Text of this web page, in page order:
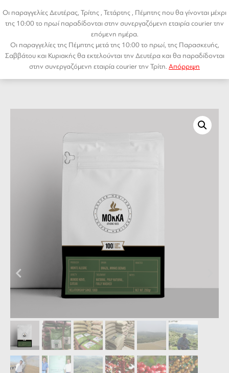
Οι παραγγελίες Δευτέρας, Τρίτης , Τετάρτης , Πέμπτης που θα γίνονται μέχρι
της 10:00 το πρωί παραδίδονται στην συνεργαζόμενη εταιρία courier την
επόμενη ημέρα.
Οι παραγγελίες της Πέμπτης μετά της 10:00 το πρωί, της Παρασκευής,
Σαββάτου και Κυριακής θα εκτελούνται την Δευτέρα και θα παραδίδονται
στην συνεργαζόμενη εταιρία courier την Τρίτη. Απόρριψη
σε
περιεχόμενο
Menu
Αρχική σελίδα/SPECIALTY ΚΑΦΕΔΕΣ/ Βραζιλία – Brazil – Fazenta Monte
Alegre